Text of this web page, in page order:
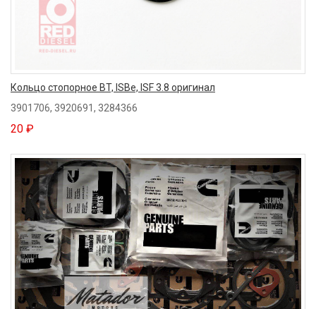
Кольцо стопорное BT, ISBe, ISF 3.8 оригинал
3901706, 3920691, 3284366
20 ₽